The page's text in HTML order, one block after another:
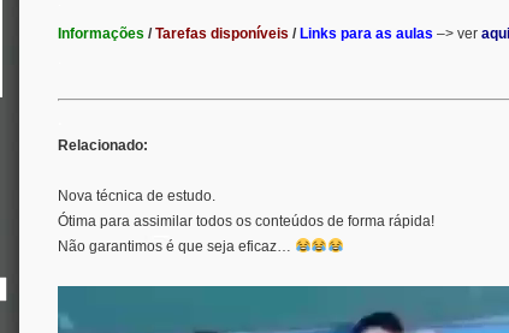
Informações /Tarefas disponíveis / Links para as aulas –> ver
Relacionado:
Nova técnica de estudo.
Ótima para assimilar todos os conteúdos de forma rápida!
Não garantimos é que seja eficaz…
Player